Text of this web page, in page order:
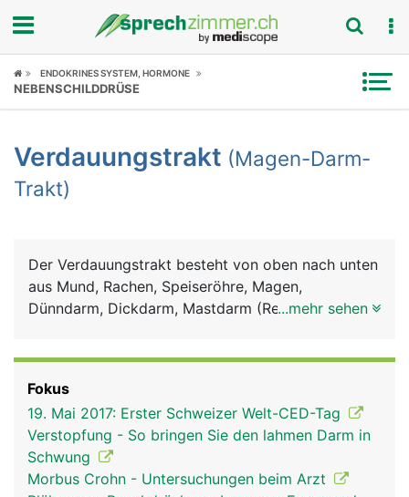
Fokus
Symptome
Ratgeber
ENDOKRINES SYSTEM, HORMONE
NEBENSCHILDDRÜSE
Verdauungstrakt (Magen-Darm-
Trakt)
Der Verdauungstrakt besteht von oben nach unten
aus Mund, Rachen, Speiseröhre, Magen,
Dünndarm, Dickdarm, Mastdarm (Rektum) und
Zähnen zerkleinert und mit dem Sekret der
Speicheldrüsen vermischt. Der Speichel macht
feste Bissen gleitfähig und leitet die Verdauung
der zuckerhaltigen Lebensmittel (Kohlenhydrate)
ein. In Magen und Darm wird die Nahrung weiter
...mehr sehen
Fokus
19. Mai 2017: Erster Schweizer Welt-CED-Tag
Verstopfung - So bringen Sie den lahmen Darm in
Schwung
Morbus Crohn - Untersuchungen beim Arzt